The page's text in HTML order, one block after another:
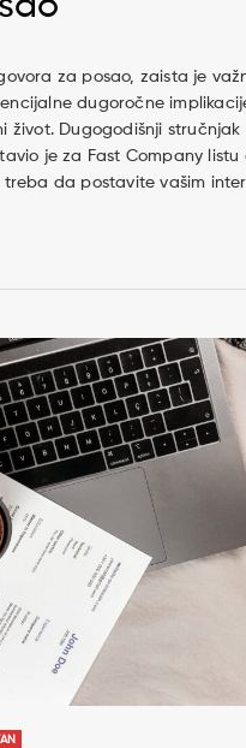
za posao, zaista je
dugoročne
život. Dugogodišnji stručnjak
je za Fast Company
treba da postavite vašim